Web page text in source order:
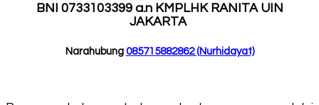
BNI 0733103399 a.n KMPLHK RANITA UIN
JAKARTA
Narahubung 085715882862 (Nurhidayat)